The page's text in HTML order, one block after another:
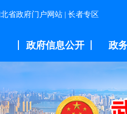
省政府门户网站 | 长者专区
政府信息公开 政